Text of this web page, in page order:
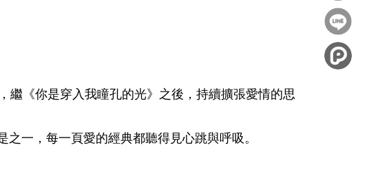
繼《你是穿入我瞳孔的光》之後，持續擴張愛情的思
一，每一頁愛的經典都聽得見心跳與呼吸。
到
Facebook
分享
到
Twitter